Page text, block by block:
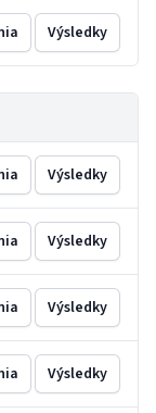
Výsledky
Výsledky
Výsledky
Výsledky
Výsledky